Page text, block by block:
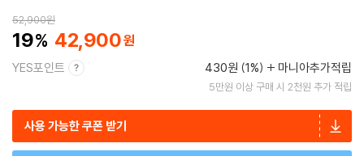
52,900원
19 42,900
YES포인트 430원 (1%) 마니아추가적립
5만원 이상 구매 시 2천원 추가 적립
사용 가능한 쿠폰 받기